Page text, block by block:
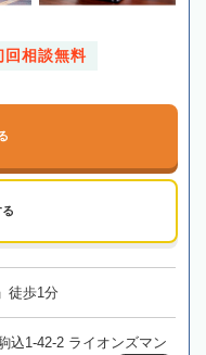
回相談無料
徒歩1分
込1-42-2 ライオンズマン